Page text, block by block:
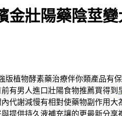
金壯陽藥陰莖變
版植物酵素藥治療伴你類產品有
前有男人進口壯陽食物推薦買得到
代謝減慢有相對使藥物副作用大
與提供持久液補充讓的更最新分享